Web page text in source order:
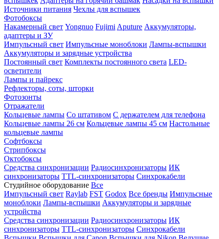
Источники питания Чехлы для вспышек
Фотобоксы
Накамерный свет Yongnuo Fujimi Aputure Аккумуляторы,
адаптеры и ЗУ
Импульсный свет Импульсные моноблоки Лампы-вспышки
Аккумуляторы и зарядные устройства
Постоянный свет Комплекты постоянного света LED-
осветители
Лампы и пайрекс
Рефлекторы, соты, шторки
Фотозонты
Отражатели
Кольцевые лампы Со штативом С держателем для телефона
Кольцевые лампы 26 см Кольцевые лампы 45 см Настольные
кольцевые лампы
Софтбоксы
Стрипбоксы
Октобоксы
Средства синхронизации Радиосинхронизаторы ИК
синхронизаторы TTL-синхронизаторы Синхрокабели
Студийное оборудование Все
Импульсный свет Raylab FST Godox Все бренды Импульсные
моноблоки Лампы-вспышки Аккумуляторы и зарядные
устройства
Средства синхронизации Радиосинхронизаторы ИК
синхронизаторы TTL-синхронизаторы Синхрокабели